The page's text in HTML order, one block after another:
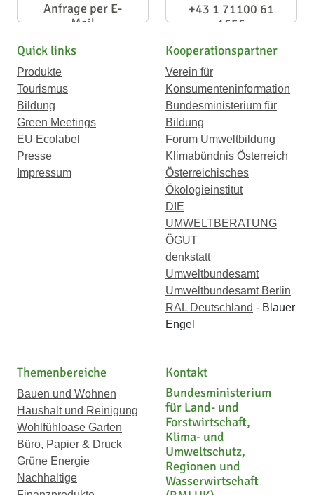
Anfrage per E-
Mail
+43 1 71100 61
1656
Quick links
Produkte
Tourismus
Bildung
Green Meetings
EU Ecolabel
Presse
Impressum
Kooperationspartner
Verein für
Konsumenteninformation
Bundesministerium für
Bildung
Forum Umweltbildung
Klimabündnis Österreich
Österreichisches
Ökologieinstitut
DIE
UMWELTBERATUNG
ÖGUT
denkstatt
Umweltbundesamt
Umweltbundesamt Berlin
RAL Deutschland - Blauer
Engel
Themenbereiche
Bauen und Wohnen
Haushalt und Reinigung
Wohlfühloase Garten
Büro, Papier & Druck
Grüne Energie
Nachhaltige
Kontakt
Bundesministerium
für Land- und
Forstwirtschaft,
Klima- und
Umweltschutz,
Regionen und
Wasserwirtschaft